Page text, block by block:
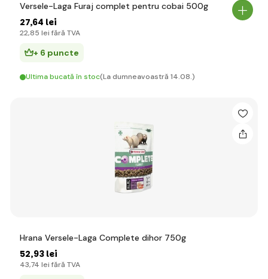
Versele-Laga Furaj complet pentru cobai 500g
27,64 lei
22,85 lei fără TVA
+ 6 puncte
Ultima bucată în stoc(La dumneavoastră 14.08.)
Hrana Versele-Laga Complete dihor 750g
52,93 lei
43,74 lei fără TVA